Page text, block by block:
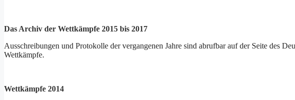
Das Archiv der Wettkämpfe 2015 bis 2017
Ausschreibungen und Protokolle der vergangenen Jahre sind abrufbar auf der Seite des
Wettkämpfe.
Wettkämpfe 2014